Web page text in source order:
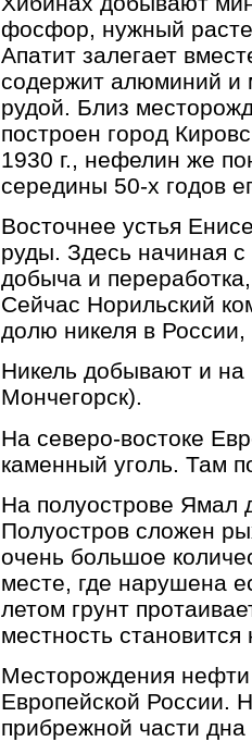
фосфор, нужный
Апатит залегает
содержит алюминий и
рудой. Близ
построен город
1930 г., нефелин же
середины 50-х годов
Восточнее устья
руды. Здесь начиная
добыча и
Сейчас Норильский
долю никеля в
Никель добывают и на
Мончегорск).
На северо-востоке
каменный уголь. Там
На полуострове Ямал
Полуостров сложен
очень большое
месте, где нарушена
летом грунт
местность
Месторождения нефти
Европейской России.
прибрежной части